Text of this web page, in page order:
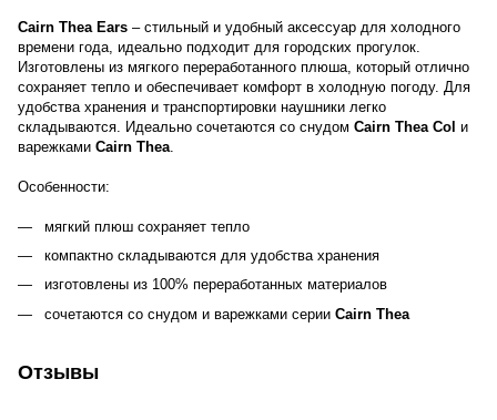
Cairn Thea Ears – стильный и удобный аксессуар для холодного
времени года, идеально подходит для городских прогулок.
Изготовлены из мягкого переработанного плюша, который отлично
сохраняет тепло и обеспечивает комфорт в холодную погоду. Для
удобства хранения и транспортировки наушники легко
складываются. Идеально сочетаются со снудом Cairn Thea Col и
варежками Cairn Thea
Особенности:
мягкий плюш сохраняет тепло
компактно складываются для удобства хранения
изготовлены из 100% переработанных материалов
сочетаются со снудом и варежками серии Cairn Thea
Отзывы